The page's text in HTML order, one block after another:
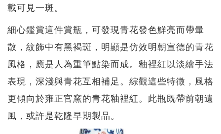
載可見一斑。
細心鑑賞這件賞瓶，可發現青花發色鮮亮而帶暈
散，紋飾中有黑褐斑，明顯是仿效明朝宣德的青花
風格，應是人為重筆點染而成。釉裡紅以淡繪手法
表現，深淺與青花互相補足。綜觀這些特徵，風格
更傾向於雍正官窯的青花釉裡紅。此瓶既帶前朝遺
風，或許是乾隆早期製品。